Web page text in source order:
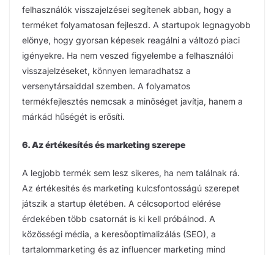
felhasználók visszajelzései segítenek abban, hogy a
terméket folyamatosan fejleszd. A startupok legnagyobb
előnye, hogy gyorsan képesek reagálni a változó piaci
igényekre. Ha nem veszed figyelembe a felhasználói
visszajelzéseket, könnyen lemaradhatsz a
versenytársaiddal szemben. A folyamatos
termékfejlesztés nemcsak a minőséget javítja, hanem a
márkád hűségét is erősíti.
6. Az értékesítés és marketing szerepe
A legjobb termék sem lesz sikeres, ha nem találnak rá.
Az értékesítés és marketing kulcsfontosságú szerepet
játszik a startup életében. A célcsoportod elérése
érdekében több csatornát is ki kell próbálnod. A
közösségi média, a keresőoptimalizálás (SEO), a
tartalommarketing és az influencer marketing mind